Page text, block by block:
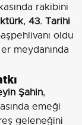
rakibini
, 43. Tarihi
oldu
meydanında
Şahin,
emeği
geleneğini